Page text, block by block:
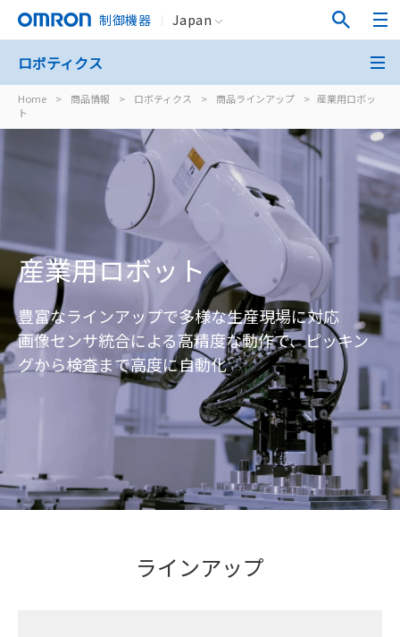
制御機器 Japan
Home > 商品情報 > ロボティクス > 商品ラインアップ > 産業用ロボッ
ト
ロボティクス
産業用ロボット
豊富なラインアップで多様な生産現場に対応
画像センサ統合による高精度な動作で、ピッキン
グから検査まで高度に自動化
ラインアップ